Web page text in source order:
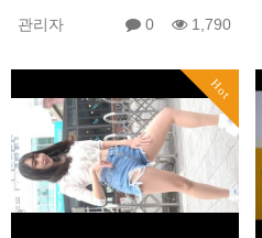
관리자 0 1,790
Hot